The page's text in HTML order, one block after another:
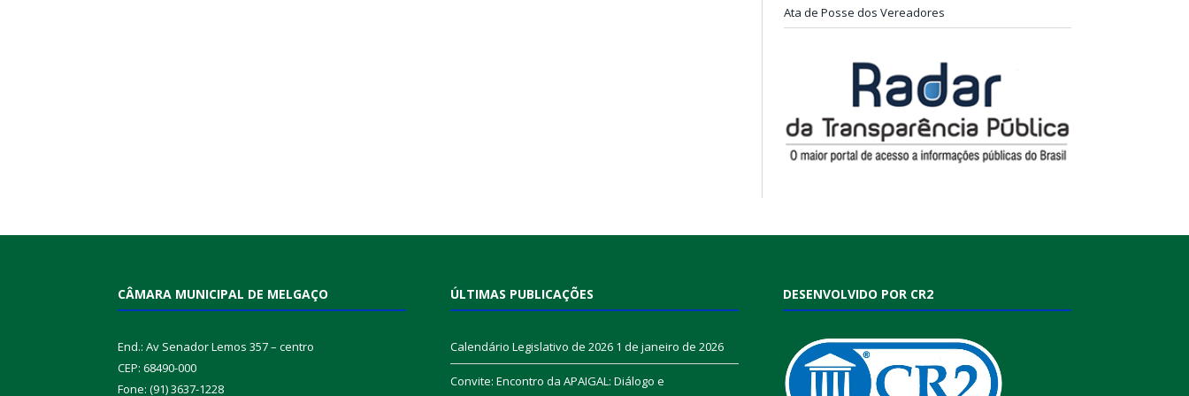
Ata de Posse dos Vereadores
CÂMARA MUNICIPAL DE MELGAÇO
End.: Av Senador Lemos 357 – centro
CEP: 68490-000
Fone: (91) 3637-1228
ÚLTIMAS PUBLICAÇÕES
Calendário Legislativo de 2026 1 de janeiro de 2026
Convite: Encontro da APAIGAL: Diálogo e
DESENVOLVIDO POR CR2